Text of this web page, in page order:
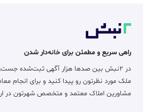
راهی سریع و مطمئن برای خانه‌دار شدن
در ۲نبش بین صدها هزار آگهی ثبت‌شده
ملک مورد نظرتون رو پیدا کنید و برای انجام
مشاورین املاک معتمد و متخصص شهرتون در